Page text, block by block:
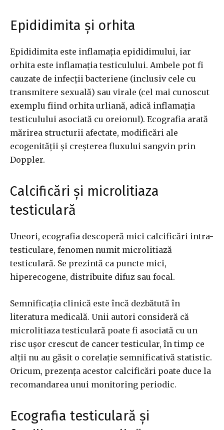
Epididimita și orhita
Epididimita este inflamația epididimului, iar
orhita este inflamația testiculului. Ambele pot fi
cauzate de infecții bacteriene (inclusiv cele cu
transmitere sexuală) sau virale (cel mai cunoscut
exemplu fiind orhita urliană, adică inflamația
testiculului asociată cu oreionul). Ecografia arată
mărirea structurii afectate, modificări ale
ecogenității și creșterea fluxului sangvin prin
Doppler.
Calcificări și microlitiaza
testiculară
Uneori, ecografia descoperă mici calcificări intra-
testiculare, fenomen numit microlitiază
testiculară. Se prezintă ca puncte mici,
hiperecogene, distribuite difuz sau focal.
Semnificația clinică este încă dezbătută în
literatura medicală. Unii autori consideră că
microlitiaza testiculară poate fi asociată cu un
risc ușor crescut de cancer testicular, în timp ce
alții nu au găsit o corelație semnificativă statistic.
Oricum, prezența acestor calcificări poate duce la
recomandarea unui monitoring periodic.
Ecografia testiculară și